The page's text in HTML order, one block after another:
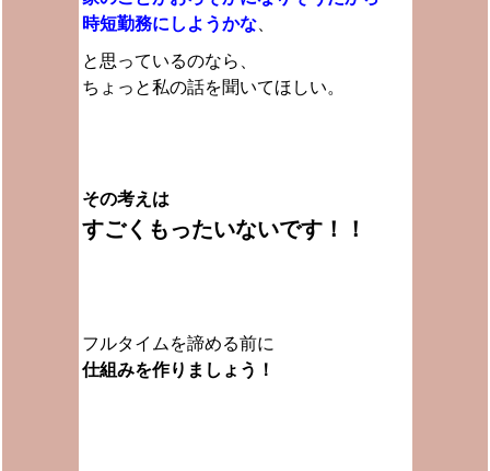
時短勤務にしようかな、
と思っているのなら、
ちょっと私の話を聞いてほしい。
その考えは
すごくもったいないです！！
フルタイムを諦める前に
仕組みを作りましょう！